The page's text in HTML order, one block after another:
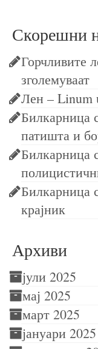
Скорешни
Горчливите
Лен – Linum
Билкарница
патишта и
Билкарница
Билкарница
крајник
Архиви
јули 2025
мај 2025
март 2025
јануари 2025